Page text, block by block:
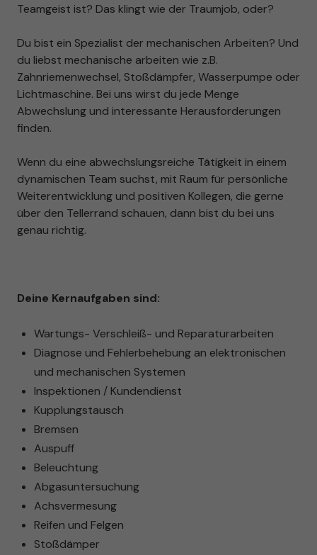
Teamgeist ist? Das klingt wie der Traumjob, oder?
Du bist ein Spezialist der mechanischen Arbeiten? Und
du liebst mechanische arbeiten wie z.B.
Zahnriemenwechsel, Stoßdämpfer, Wasserpumpe oder
Lichtmaschine. Bei uns wirst du jede Menge
Abwechslung und interessante Herausforderungen
finden.
Wenn du eine abwechslungsreiche Tätigkeit in einem
dynamischen Team suchst, mit Raum für persönliche
Weiterentwicklung und positiven Kollegen, die gerne
über den Tellerrand schauen, dann bist du bei uns
genau richtig.
Deine Kernaufgaben sind:
Wartungs- Verschleiß- und Reparaturarbeiten
Diagnose und Fehlerbehebung an elektronischen
und mechanischen Systemen
Inspektionen / Kundendienst
Kupplungstausch
Bremsen
Auspuff
Beleuchtung
Abgasuntersuchung
Achsvermesung
Reifen und Felgen
Stoßdämper